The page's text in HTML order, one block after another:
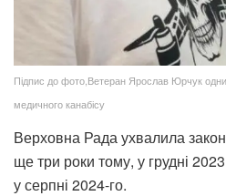
Підпис до фото,Ветеран Ярослав Юрчук
медичного канабісу
Верховна Рада ухвалила
ще три роки тому, у грудні
у серпні 2024-го.